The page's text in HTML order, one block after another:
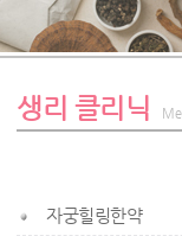
생리 클리닉
자궁힐링한약